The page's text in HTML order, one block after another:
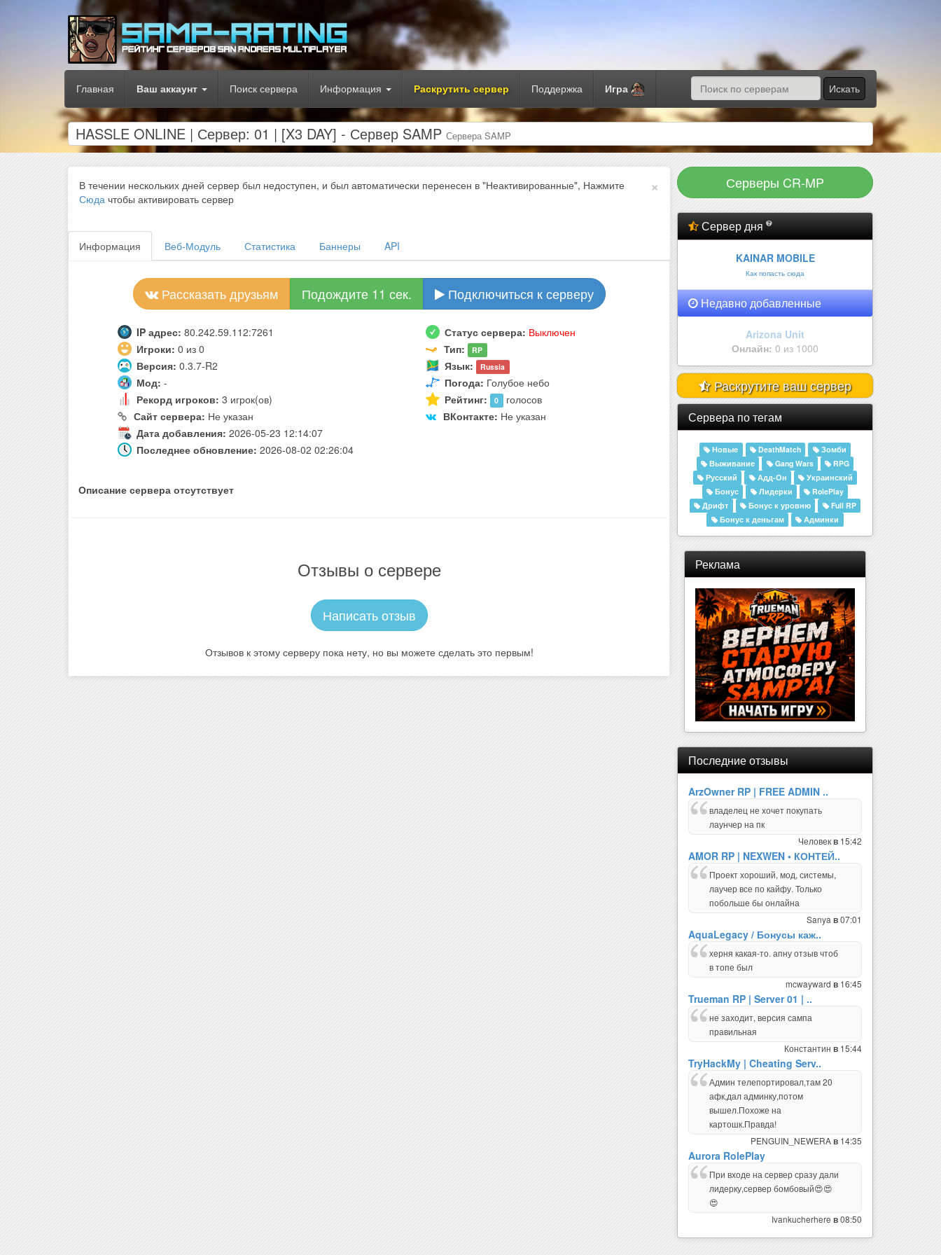
Главная Ваш аккаунт Поиск сервера Информация Раскрутить сервер Поддержка Игра Искать
HASSLE ONLINE | Сервер: 01 | [X3 DAY] - Сервер SAMP Сервера SAMP
×
В течении нескольких дней сервер был недоступен, и был автоматически перенесен в "Неактивированные", Нажмите
Сюда чтобы активировать сервер
Информация Веб-Модуль Статистика Баннеры API
Рассказать друзьям Подождите 10 сек. Подключиться к серверу
IP адрес: 80.242.59.112:7261 Статус сервера: Выключен
Игроки: 0 из 0 Тип: RP
Версия: 0.3.7-R2 Язык: Russia
Мод: - Погода: Голубое небо
Рекорд игроков: 3 игрок(ов) Рейтинг: 0 голосов
Сайт сервера: Не указан ВКонтакте: Не указан
Дата добавления: 2026-05-23 12:14:07
Последнее обновление: 2026-08-02 02:26:04
Описание сервера отсутствует
Отзывы о сервере
Написать отзыв
Отзывов к этому серверу пока нету, но вы можете сделать это первым!
Серверы CR-MP
Сервер дня
KAINAR MOBILE
Как попасть сюда
Недавно добавленные
Evolve-Rp.Ru | Акция x3 | Clie..
Онлайн: 1 из 1000
Раскрутите ваш сервер
Сервера по тегам
Новые DeathMatch
Зомби
Выживание
Gang Wars
RPG
Русский
Адд-Он
Украинский
Бонус
Лидерки
RolePlay
Дрифт
Бонус к уровню
Full RP
Бонус к деньгам
Админки
Реклама
Последние отзывы
ArzOwner RP | FREE ADMIN ..
владелец не хочет покупать
лаунчер на пк
Человекв 15:42
AMOR RP | NEXWEN • КОНТЕЙ..
Проект хороший, мод, системы,
лаучер все по кайфу. Только
побольше бы онлайна
Sanya в07:01
AquaLegacy / Бонусы каж..
херня какая-то. апну отзыв чтоб
в топе был
mcwayward в 16:45
Trueman RP | Server 01 | ..
не заходит, версия сампа
правильная
Константин в 15:44
TryHackMy | Cheating Serv..
Админ телепортировал,там 20
афк,дал админку,потом
вышел.Похоже на
картошк.Правда!
PENGUIN_NEWERAв 14:35
Aurora RolePlay
При входе на сервер сразу дали
лидерку,сервер бомбовый😍😍
😍
Ivankucherhere в08:50